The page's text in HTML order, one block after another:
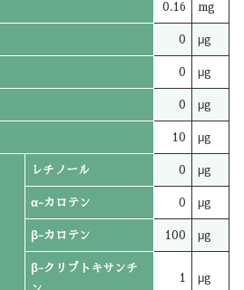
0.16 mg
0 μg
0 μg
0 μg
10 μg
レチノール 0 μg
α-カロテン 0 μg
β-カロテン 100 μg
β-クリプトキサンチ
1 μg